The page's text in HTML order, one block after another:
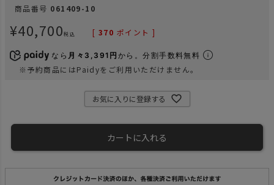
商品番号 061409-10
¥40,700税込 [ 370 ポイント ]
なら 月々3,391円 から。分割手数料無料
※予約商品にはPaidyをご利用いただけません。
お気に入りに登録する
カートに入れる